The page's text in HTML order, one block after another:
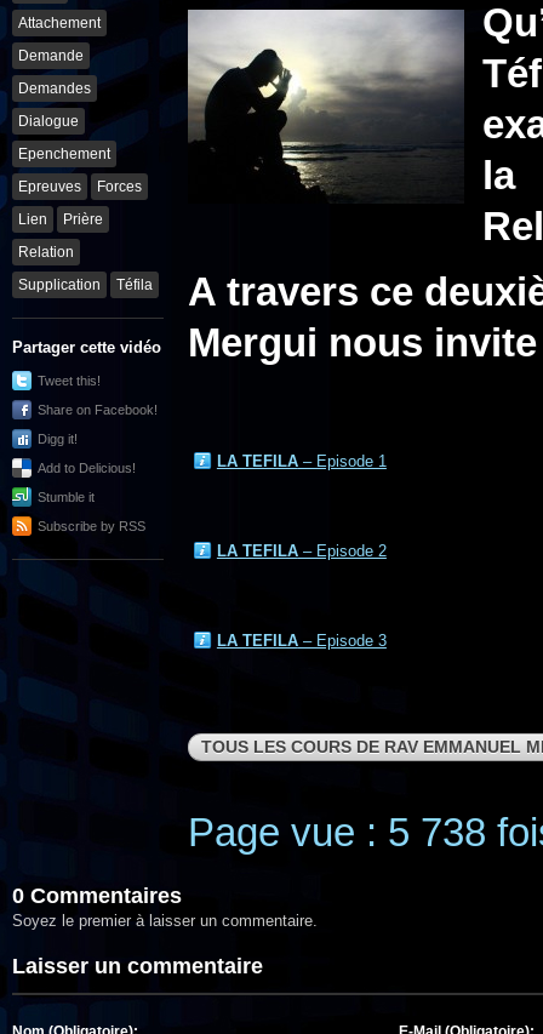
Attachement
Demande
Demandes
Dialogue
Epenchement
Epreuves
Forces
Lien
Prière
Relation
Supplication
Téfila
Partager cette vidéo
Tweet this!
Share on Facebook!
Digg it!
Add to Delicious!
Stumble it
Subscribe by RSS
A travers ce
Mergui nous
LA TEFILA– Episode 1
LA TEFILA– Episode 2
LA TEFILA– Episode 3
TOUS LES COURS DE RAV EMMANUEL
Page vue : 5 738
0 Commentaires
Soyez le premier à laisser un commentaire.
Laisser un commentaire